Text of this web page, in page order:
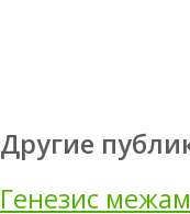
Другие
Генезис